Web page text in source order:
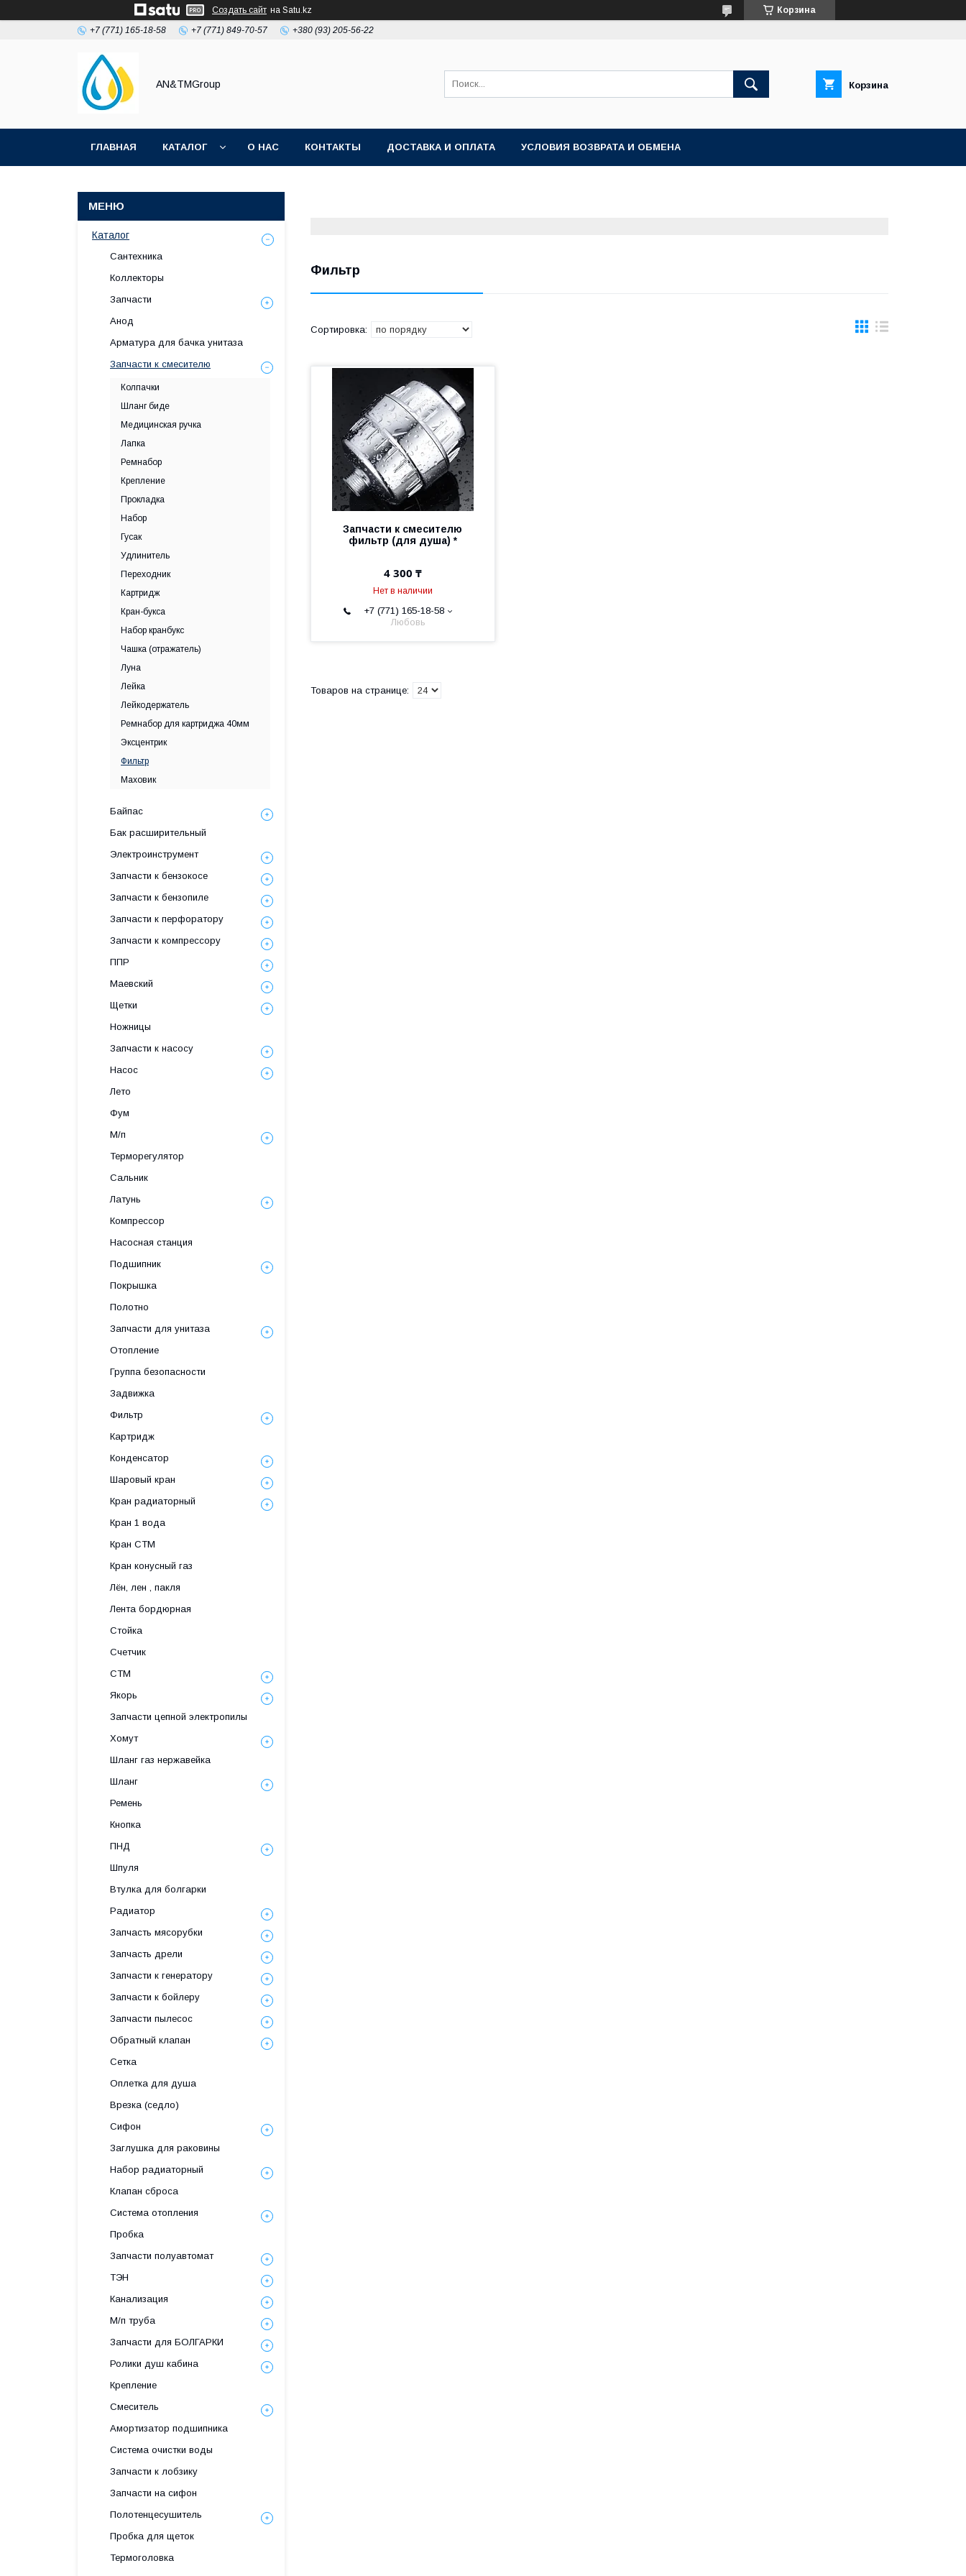
Создать сайт на Satu.kz Корзина
+7 (771) 165-18-58 +7 (771) 849-70-57 +380 (93) 205-56-22
AN&TMGroup Корзина
ГЛАВНАЯ КАТАЛОГ О НАС КОНТАКТЫ ДОСТАВКА И ОПЛАТА УСЛОВИЯ ВОЗВРАТА И ОБМЕНА
Фильтр
Запчасти к смесителю
фильтр (для душа) *
4 300 ₸
Нет в наличии
+7 (771) 165-18-58
Любовь
Каталог
Сантехника
Коллекторы
Запчасти
Анод
Арматура для бачка унитаза
Запчасти к смесителю
Колпачки
Шланг биде
Медицинская ручка
Лапка
Ремнабор
Крепление
Прокладка
Набор
Гусак
Удлинитель
Переходник
Картридж
Кран-букса
Набор кранбукс
Чашка (отражатель)
Луна
Лейка
Лейкодержатель
Ремнабор для картриджа 40мм
Эксцентрик
Фильтр
Маховик
Байпас
Бак расширительный
Электроинструмент
Запчасти к бензокосе
Запчасти к бензопиле
Запчасти к перфоратору
Запчасти к компрессору
ППР
Маевский
Щетки
Ножницы
Запчасти к насосу
Насос
Лето
Фум
М/п
Терморегулятор
Сальник
Латунь
Компрессор
Насосная станция
Подшипник
Покрышка
Полотно
Запчасти для унитаза
Отопление
Группа безопасности
Задвижка
Фильтр
Картридж
Конденсатор
Шаровый кран
Кран радиаторный
Кран 1 вода
Кран СТМ
Кран конусный газ
Лён, лен , пакля
Лента бордюрная
Стойка
Счетчик
СТМ
Якорь
Запчасти цепной электропилы
Хомут
Шланг газ нержавейка
Шланг
Ремень
Кнопка
ПНД
Шпуля
Втулка для болгарки
Радиатор
Запчасть мясорубки
Запчасть дрели
Запчасти к генератору
Запчасти к бойлеру
Запчасти пылесос
Обратный клапан
Сетка
Оплетка для душа
Врезка (седло)
Сифон
Заглушка для раковины
Набор радиаторный
Клапан сброса
Система отопления
Пробка
Запчасти полуавтомат
ТЭН
Канализация
М/п труба
Запчасти для БОЛГАРКИ
Ролики душ кабина
Крепление
Смеситель
Амортизатор подшипника
Система очистки воды
Запчасти к лобзику
Запчасти на сифон
Полотенцесушитель
Пробка для щеток
Термоголовка